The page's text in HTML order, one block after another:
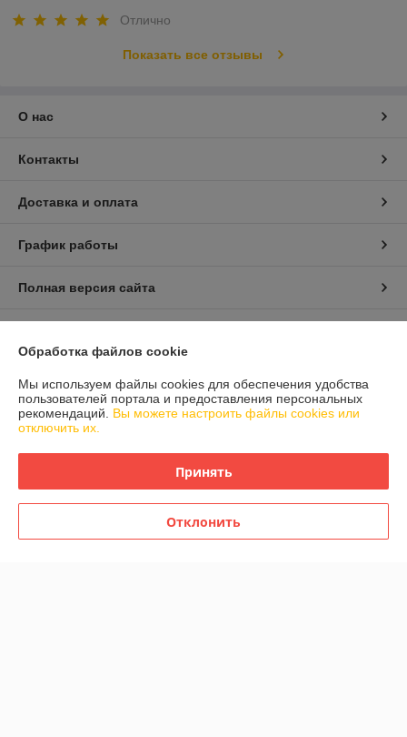
Отлично
Показать все отзывы
О нас
Контакты
Доставка и оплата
График работы
Полная версия сайта
Информация для покупателя
Частное торговое унитарное предприятие
«Метеорит Плюс»
Обработка файлов cookie
Мы используем файлы cookies для обеспечения удобства
пользователей портала и предоставления персональных
рекомендаций. Вы можете настроить файлы cookies или
отключить их.
Принять
Отклонить